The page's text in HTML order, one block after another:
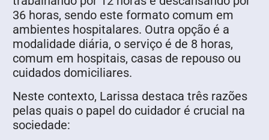
36 horas, sendo este formato comum em
ambientes hospitalares. Outra opção é a
modalidade diária, o serviço é de 8 horas,
comum em hospitais, casas de repouso ou
cuidados domiciliares.
Neste contexto, Larissa destaca três razões
pelas quais o papel do cuidador é crucial na
sociedade: